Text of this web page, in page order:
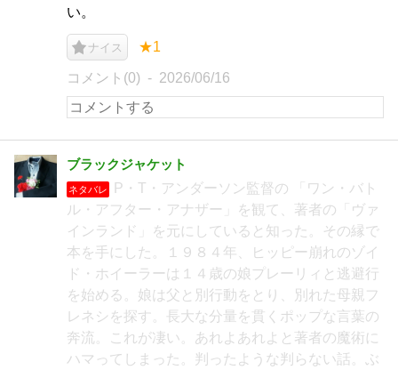
い。
ナイス ★1
コメント(0) 2026/06/16
ブラックジャケット
ネタバレ
P・T・アンダーソン監督の 「ワン・バト
ル・アフター・アナザー」を観て、著者の「ヴァ
インランド」を元にしていると知った。その縁で
本を手にした。１９８４年、ヒッピー崩れのゾイ
ド・ホイーラーは１４歳の娘プレーリィと逃避行
を始める。娘は父と別行動をとり、別れた母親フ
レネシを探す。長大な分量を貫くポップな言葉の
奔流。これが凄い。あれよあれよと著者の魔術に
ハマってしまった。判ったような判らない話。ぶ